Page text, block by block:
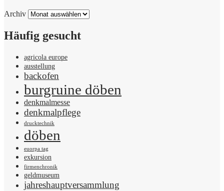
Archiv
Häufig gesucht
agricola europe
ausstellung
backofen
burgruine döben
denkmalmesse
denkmalpflege
drucktechnik
döben
euorpa tag
exkursion
firmenchronik
geldmuseum
jahreshauptversammlung